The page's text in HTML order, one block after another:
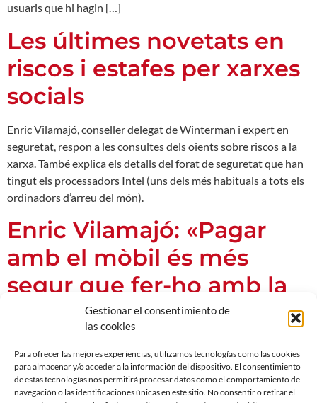
Gestionar el consentimiento de
las cookies
Para ofrecer las mejores experiencias, utilizamos tecnologías como las cookies
para almacenar y/o acceder a la información del dispositivo. El consentimiento
de estas tecnologías nos permitirá procesar datos como el comportamiento de
navegación o las identificaciones únicas en este sitio. No consentir o retirar el
usuaris que hi hagin […]
Les últimes novetats en
riscos i estafes per xarxes
socials
Enric Vilamajó, conseller delegat de Winterman i expert en
seguretat, respon a les consultes dels oients sobre riscos a la
xarxa. També explica els detalls del forat de seguretat que han
tingut els processadors Intel (uns dels més habituals a tots els
ordinadors d’arreu del món).
Enric Vilamajó: «Pagar
amb el mòbil és més
segur que fer-ho amb la
targeta»
Winterman, fa un consultori en línia amb els oients sobre els
avantatges i inconvenients de pagar amb el telèfon mòbil en
els establiments.